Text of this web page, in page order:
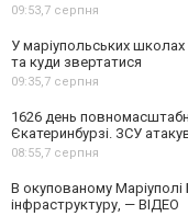
09:53,7 серпня
У маріупольських школах
та куди звертатися
09:35,7 серпня
1626 день
Єкатеринбурзі. ЗСУ
08:55,7 серпня
В окупованому
інфраструктуру, — ВІДЕО